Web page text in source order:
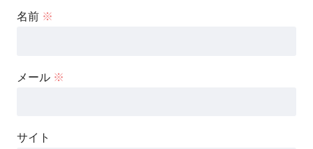
名前 ※
メール ※
サイト